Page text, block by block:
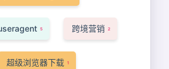
5 跨境营销 2
超级浏览器下载 1